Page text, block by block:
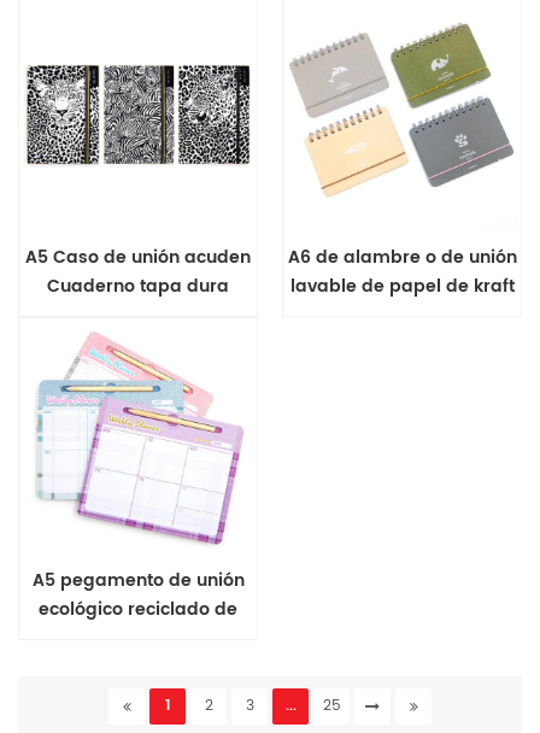
A5 Caso de unión acuden
Cuaderno tapa dura
A6 de alambre o de unión
lavable de papel de kraft
A5 pegamento de unión
ecológico reciclado de
1 2 3 ...
25